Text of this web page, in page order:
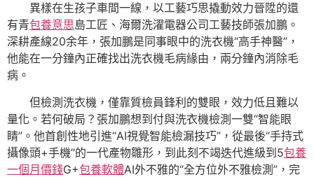
異樣在生孩子車間一線，以工藝巧思撬動效力晉陞的還
有青包養意思島工匠、海爾洗濯電器公司工藝技師張加鵬。
深耕產線20余年，張加鵬是同事眼中的洗衣機“高手神醫”，
他能在一分鐘內正確找出洗衣機毛病緣由，兩分鐘內消除毛
病。
但檢測洗衣機，僅靠質檢員鋒利的雙眼，效力低且難以
量化。若何破局？張加鵬想到付與洗衣機檢測一雙“智能眼
睛”。他首創性地引進“AI視覺智能檢漏技巧”，從最後“手持式
攝像頭+手機”的一代產物雛形，到此刻不竭迭代進級到5包養
一個月價錢G+包養軟體AI外不雅的“全方位外不雅檢測”，完